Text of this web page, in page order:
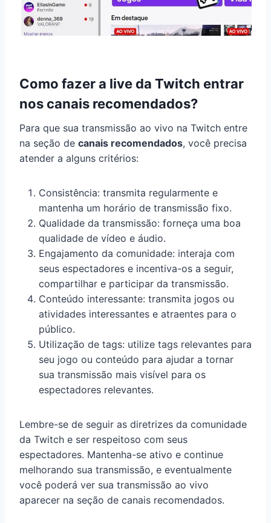
Como fazer a live da Twitch entrar
nos canais recomendados?
Para que sua transmissão ao vivo na Twitch entre
na seção de canais recomendados, você precisa
atender a alguns critérios:
Consistência: transmita regularmente e
mantenha um horário de transmissão fixo.
Qualidade da transmissão: forneça uma boa
qualidade de vídeo e áudio.
Engajamento da comunidade: interaja com
seus espectadores e incentiva-os a seguir,
compartilhar e participar da transmissão.
Conteúdo interessante: transmita jogos ou
atividades interessantes e atraentes para o
público.
Utilização de tags: utilize tags relevantes para
seu jogo ou conteúdo para ajudar a tornar
sua transmissão mais visível para os
espectadores relevantes.
Lembre-se de seguir as diretrizes da comunidade
da Twitch e ser respeitoso com seus
espectadores. Mantenha-se ativo e continue
melhorando sua transmissão, e eventualmente
você poderá ver sua transmissão ao vivo
aparecer na seção de canais recomendados.